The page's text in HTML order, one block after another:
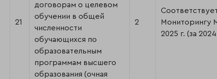
21
договорам о целевом
обучении в общей
численности
обучающихся по
образовательным
программам высшего
образования (очная
2
Мониторингу
2025 г. (за 2024